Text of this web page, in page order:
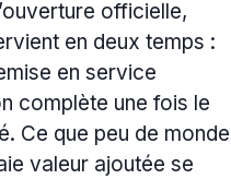
officielle,
en deux temps :
en service
complète une fois le
Ce que peu de monde
valeur ajoutée se